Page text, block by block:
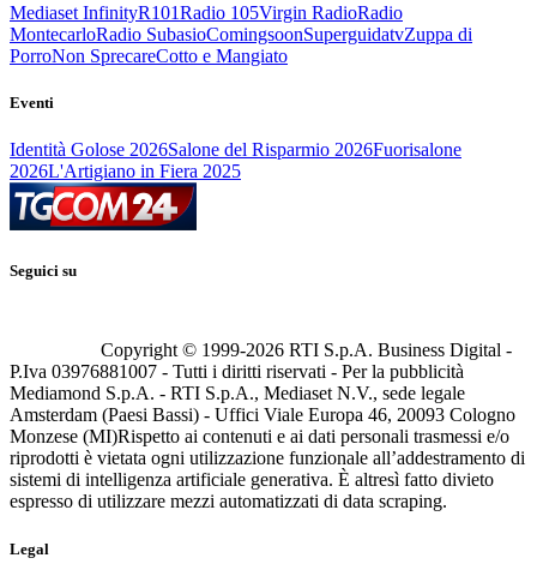
Mediaset InfinityR101Radio 105Virgin RadioRadio
MontecarloRadio SubasioComingsoonSuperguidatvZuppa di
PorroNon SprecareCotto e Mangiato
Eventi
Identità Golose 2026Salone del Risparmio 2026Fuorisalone
2026L'Artigiano in Fiera 2025
Seguici su
Copyright © 1999-2026 RTI S.p.A. Business Digital -
P.Iva 03976881007 - Tutti i diritti riservati - Per la pubblicità
Mediamond S.p.A. - RTI S.p.A., Mediaset N.V., sede legale
Amsterdam (Paesi Bassi) - Uffici Viale Europa 46, 20093 Cologno
Monzese (MI)Rispetto ai contenuti e ai dati personali trasmessi e/o
riprodotti è vietata ogni utilizzazione funzionale all’addestramento di
sistemi di intelligenza artificiale generativa. È altresì fatto divieto
espresso di utilizzare mezzi automatizzati di data scraping.
Legal